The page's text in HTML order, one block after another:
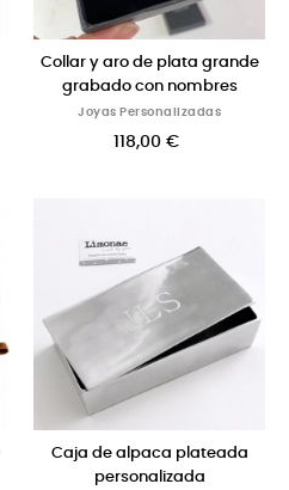
Collar y aro de plata grande
grabado con nombres
Joyas Personalizadas
118,00 €
Caja de alpaca plateada
personalizada